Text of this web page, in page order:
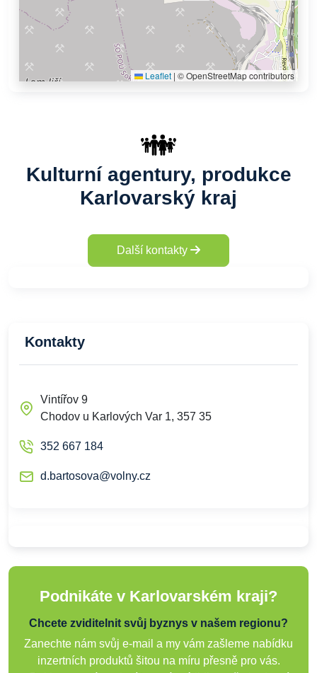
Leaflet | © OpenStreetMap contributors
Kulturní agentury, produkce
Karlovarský kraj
Další kontakty
Kontakty
Vintířov 9
Chodov u Karlových Var 1, 357 35
352 667 184
d.bartosova@volny.cz
Podnikáte v Karlovarském kraji?
Chcete zviditelnit svůj byznys v našem regionu?
Zanechte nám svůj e-mail a my vám zašleme nabídku
inzertních produktů šitou na míru přesně pro vás.